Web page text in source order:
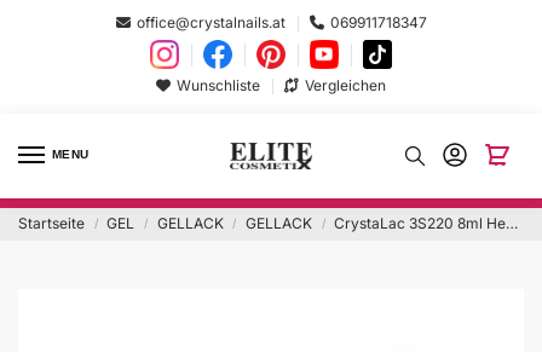
office@crystalnails.at 069911718347
Wunschliste Vergleichen
MENU
Startseite / GEL / GELLACK / GELLACK / CrystaLac 3S220 8ml Hema Free